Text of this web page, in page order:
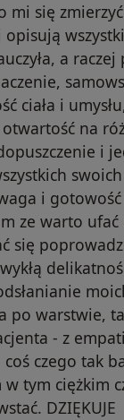
mi się
a
ciała i
na
i
i
ze warto
się
po warstwie,
- z
czego tak
tym ciężkim
DZIĘKUJE